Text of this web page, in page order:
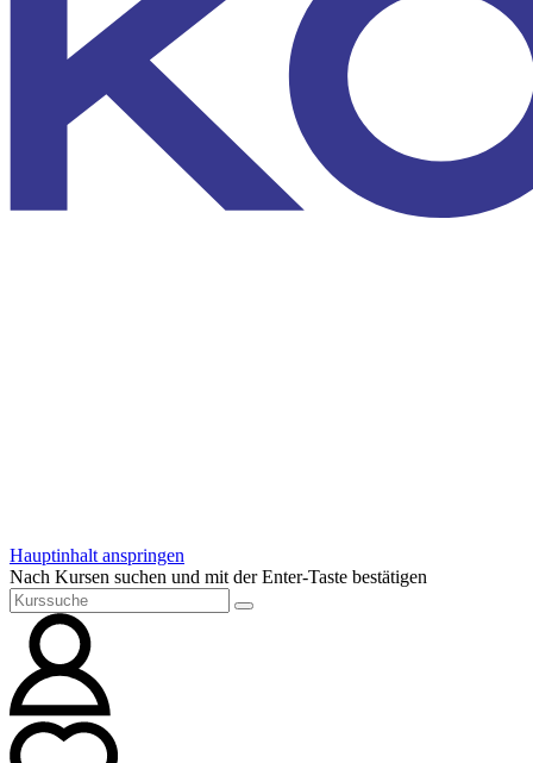
Hauptinhalt anspringen
Nach Kursen suchen und mit der Enter-Taste bestätigen